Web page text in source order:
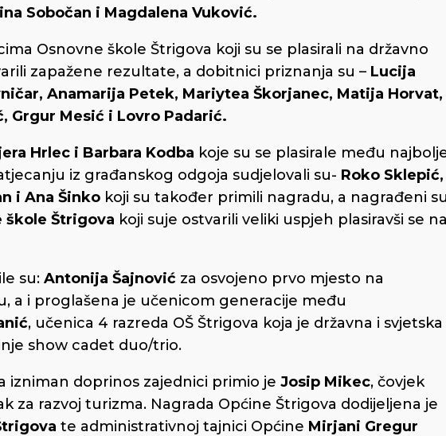
Sobočan i Magdalena Vuković.
Osnovne škole Štrigova koji su se plasirali na državno
zapažene rezultate, a dobitnici priznanja su – Lucija
Anamarija Petek, Mariytea Škorjanec, Matija Horvat,
Grgur Mesić i Lovro Padarić.
Hrlec i Barbara Kodba koje su se plasirale među
iz građanskog odgoja sudjelovali su- Roko Sklepić,
i Ana Šinko koji su također primili nagradu, a nagrađeni
škole Štrigova koji suje ostvarili veliki uspjeh plasiravši se
su: Antonija Šajnović za osvojeno prvo mjesto na
a i proglašena je učenicom generacije među
, učenica 4 razreda OŠ Štrigova koja je državna i svjetska
show cadet duo/trio.
izniman doprinos zajednici primio je Josip Mikec, čovjek
za razvoj turizma. Nagrada Općine Štrigova dodijeljena je
te administrativnoj tajnici Općine Mirjani Gregur